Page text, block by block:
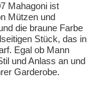
Mahagoni ist
Mützen und
die braune Farbe
Stück, das in
Egal ob Mann
und Anlass an und
Garderobe.